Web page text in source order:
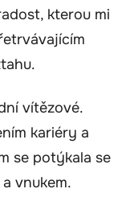
kterou mi
vítězové.
kariéry a
se potýkala se
vnukem.